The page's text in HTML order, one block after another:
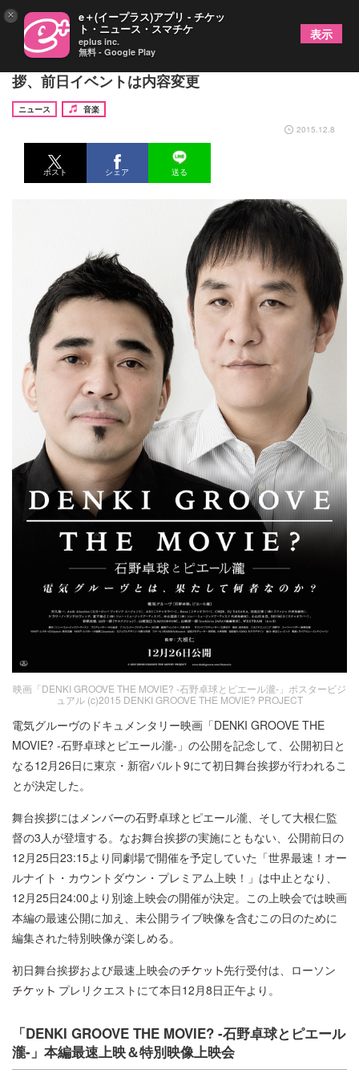
電気グルーヴ映画公開初日に2人そろって舞台挨
拶、前日イベントは内容変更
ニュース
音楽
2015.12.8
ポスト シェア 送る
映画「DENKI GROOVE THE MOVIE? -石野卓球とピエール瀧-」ポスタービジ
ュアル (c)2015 DENKI GROOVE THE MOVIE? PROJECT
電気グルーヴのドキュメンタリー映画「DENKI GROOVE THE
MOVIE? -石野卓球とピエール瀧-」の公開を記念して、公開初日と
なる12月26日に東京・新宿バルト9にて初日舞台挨拶が行われるこ
とが決定した。
舞台挨拶にはメンバーの石野卓球とピエール瀧、そして大根仁監
督の3人が登壇する。なお舞台挨拶の実施にともない、公開前日の
12月25日23:15より同劇場で開催を予定していた「世界最速！オー
ルナイト・カウントダウン・プレミアム上映！」は中止となり、
12月25日24:00より別途上映会の開催が決定。この上映会では映画
本編の最速公開に加え、未公開ライブ映像を含むこの日のために
編集された特別映像が楽しめる。
初日舞台挨拶および最速上映会の
先行受付は、ローソン
プレリクエストにて本日12月8日正午より。
「DENKI GROOVE THE MOVIE? -石野卓球とピエール
瀧-」本編最速上映＆特別映像上映会
× e＋(イープラス)アプリ - チケッ
ト・ニュース・スマチケ
eplus inc.
無料 - Google Play
表示